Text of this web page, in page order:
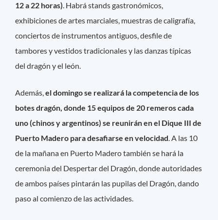
12 a 22 horas). Habrá stands gastronómicos,
exhibiciones de artes marciales, muestras de caligrafía,
conciertos de instrumentos antiguos, desfile de
tambores y vestidos tradicionales y las danzas típicas
del dragón y el león.
Además,el domingo se realizará la competencia de los
botes dragón, donde 15 equipos de 20 remeros cada
uno (chinos y argentinos) se reunirán en el Dique III de
Puerto Madero para desafiarse en velocidad. A las 10
de la mañana en Puerto Madero también se hará la
ceremonia del Despertar del Dragón, donde autoridades
de ambos países pintarán las pupilas del Dragón, dando
paso al comienzo de las actividades.